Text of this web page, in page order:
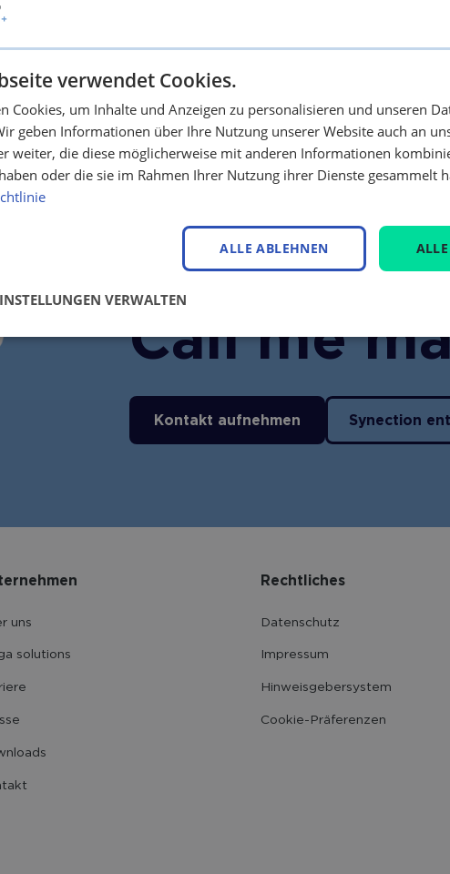
Call me
Kontakt aufnehmen Synection
uns
solutions
Rechtliches
Datenschutz
Impressum
Hinweisgebersystem
Cookie-Präferenzen
verwendet Cookies.
Cookies, um Inhalte und Anzeigen zu personalisieren und unseren
geben Informationen über Ihre Nutzung unserer Website auch an
weiter, die diese möglicherweise mit anderen Informationen
oder die sie im Rahmen Ihrer Nutzung ihrer Dienste gesammelt
ALLE ABLEHNEN
VERWALTEN